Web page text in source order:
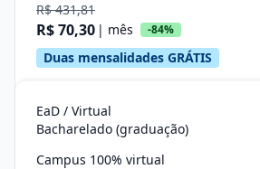
R$ 431,81
R$ 70,30 | mês -84%
Duas mensalidades GRÁTIS
EaD / Virtual
Bacharelado (graduação)
Campus 100% virtual